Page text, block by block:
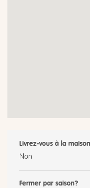
Livrez-vous à la
Non
Fermer par saison?